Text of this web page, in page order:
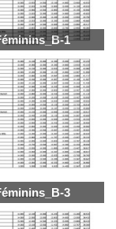
1
3